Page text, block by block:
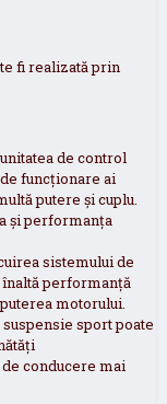
fi realizată prin
de control
funcționare ai
putere și cuplu.
și performanța
sistemului de
performanță
motorului.
sport poate
conducere mai